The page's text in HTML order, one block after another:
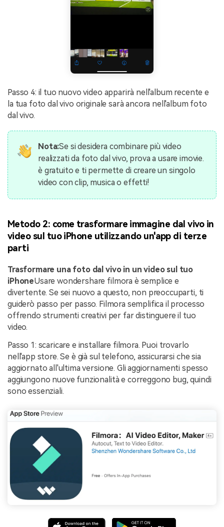
Passo 4: il tuo nuovo video apparirà nell'album recente e
la tua foto dal vivo originale sarà ancora nell'album foto
dal vivo.
Nota:Se si desidera combinare più video
realizzati da foto dal vivo, prova a usare imovie.
è gratuito e ti permette di creare un singolo
video con clip, musica o effetti!
Metodo 2: come trasformare immagine dal vivo in
video sul tuo iPhone utilizzando un'app di terze
parti
Trasformare una foto dal vivo in un video sul tuo
iPhoneUsare wondershare filmora è semplice e
divertente. Se sei nuovo a questo, non preoccuparti, ti
guiderò passo per passo. Filmora semplifica il processo
offrendo strumenti creativi per far distinguere il tuo
video.
Passo 1: scaricare e installare filmora. Puoi trovarlo
nell'app store. Se è già sul telefono, assicurarsi che sia
aggiornato all'ultima versione. Gli aggiornamenti spesso
aggiungono nuove funzionalità e correggono bug, quindi
sono essenziali.